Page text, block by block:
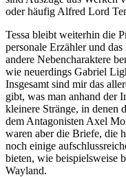
oder häufig Alfred Lord
Tessa bleibt weiterhin die
personale Erzähler und
andere Nebencharaktere
wie neuerdings Gabriel
Insgesamt sind mir das
gibt, was man anhand der
kleinere Stränge, in denen
dem Antagonisten Axel
waren aber die Briefe, die
noch einige
bieten, wie beispielsweise
Wayland.